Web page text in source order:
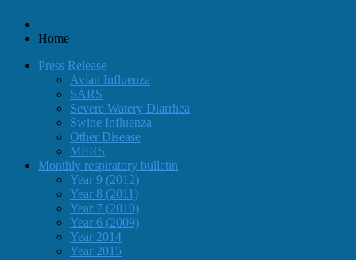
Home
Press Release
Avian Influenza
SARS
Severe Watery Diarrhea
Swine Influenza
Other Disease
MERS
Monthly respiratory bulletin
Year 9 (2012)
Year 8 (2011)
Year 7 (2010)
Year 6 (2009)
Year 2014
Year 2015